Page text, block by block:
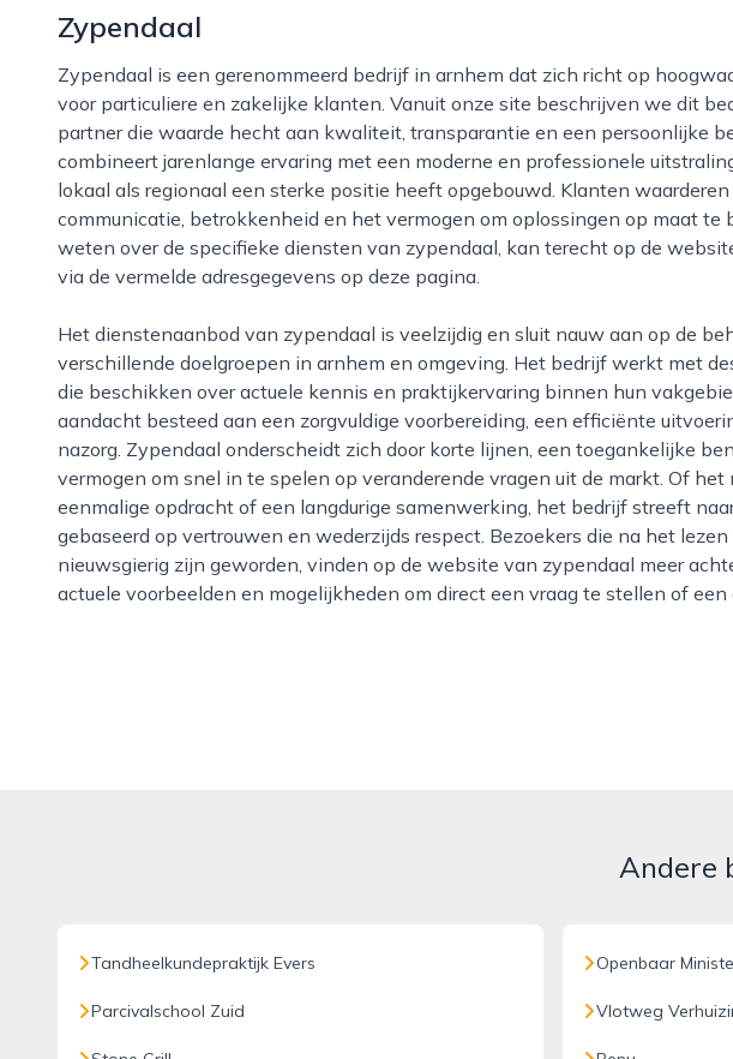
Zypendaal
Zypendaal is een gerenommeerd bedrijf in arnhem dat zich richt op hoogwaardige dienstverlening
voor particuliere en zakelijke klanten. Vanuit onze site beschrijven we dit
partner die waarde hecht aan kwaliteit, transparantie en een persoonlijke
combineert jarenlange ervaring met een moderne en professionele
lokaal als regionaal een sterke positie heeft opgebouwd. Klanten waarderen
communicatie, betrokkenheid en het vermogen om oplossingen op maat te
weten over de specifieke diensten van zypendaal, kan terecht op de
via de vermelde adresgegevens op deze pagina.
Het dienstenaanbod van zypendaal is veelzijdig en sluit nauw aan op de behoeften van
verschillende doelgroepen in arnhem en omgeving. Het bedrijf werkt met
die beschikken over actuele kennis en praktijkervaring binnen hun
aandacht besteed aan een zorgvuldige voorbereiding, een efficiënte
nazorg. Zypendaal onderscheidt zich door korte lijnen, een toegankelijke
vermogen om snel in te spelen op veranderende vragen uit de markt. Of het
eenmalige opdracht of een langdurige samenwerking, het bedrijf streeft
gebaseerd op vertrouwen en wederzijds respect. Bezoekers die na het
nieuwsgierig zijn geworden, vinden op de website van zypendaal meer
actuele voorbeelden en mogelijkheden om direct een vraag te stellen of
Andere
Tandheelkundepraktijk Evers
Parcivalschool Zuid
Openbaar
Vlotweg